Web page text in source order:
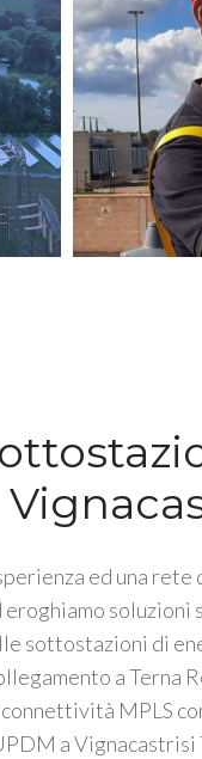
ed una rete
soluzioni
sottostazioni di
a Terna
MPLS
a Vignacastrisi